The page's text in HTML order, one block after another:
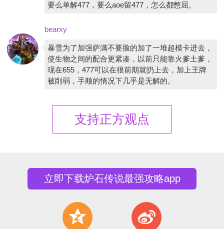
要么单解477，要么aoe留477，怎么都憋屈。
bearxy
暴雪为了加强萨满不要脸的加了一堆超模卡进去，
使生物之间的配合更紧凑，以前只能靠火爹土爹，
现在655，477可以在很前期就扔上去，加上王牌
被削弱，手顺的情况下几乎是无解的。
支持正方观点
立即下载炉石传说最强攻略app
z t